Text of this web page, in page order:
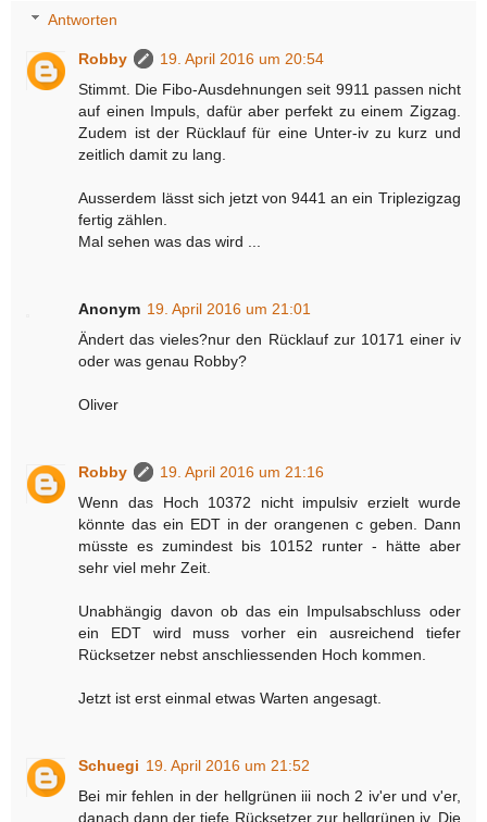
Antworten
Robby
19. April 2016 um 20:54
Stimmt. Die Fibo-Ausdehnungen seit 9911 passen nicht
auf einen Impuls, dafür aber perfekt zu einem Zigzag.
Zudem ist der Rücklauf für eine Unter-iv zu kurz und
zeitlich damit zu lang.
Ausserdem lässt sich jetzt von 9441 an ein Triplezigzag
fertig zählen.
Mal sehen was das wird ...
Anonym 19. April 2016 um 21:01
Ändert das vieles?nur den Rücklauf zur 10171 einer iv
oder was genau Robby?
Oliver
Robby
19. April 2016 um 21:16
Wenn das Hoch 10372 nicht impulsiv erzielt wurde
könnte das ein EDT in der orangenen c geben. Dann
müsste es zumindest bis 10152 runter - hätte aber
sehr viel mehr Zeit.
Unabhängig davon ob das ein Impulsabschluss oder
ein EDT wird muss vorher ein ausreichend tiefer
Rücksetzer nebst anschliessenden Hoch kommen.
Jetzt ist erst einmal etwas Warten angesagt.
Schuegi 19. April 2016 um 21:52
Bei mir fehlen in der hellgrünen iii noch 2 iv'er und v'er,
danach dann der tiefe Rücksetzer zur hellgrünen iv. Die